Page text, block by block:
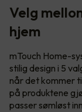
Velg
hjem
mTouch Home-
stilig design i 5
når det kommer
på produktene
passer sømløst